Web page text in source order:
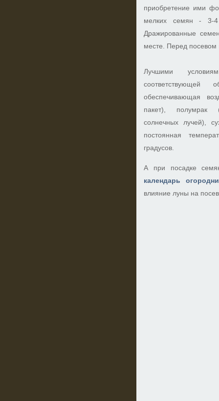
приобретение ими
мелких семян -
Дражированные
месте. Перед посевом
Лучшими
соответствующей
обеспечивающая
пакет), полумрак
солнечных лучей),
постоянная
градусов.
А при посадке
календарь
влияние луны на